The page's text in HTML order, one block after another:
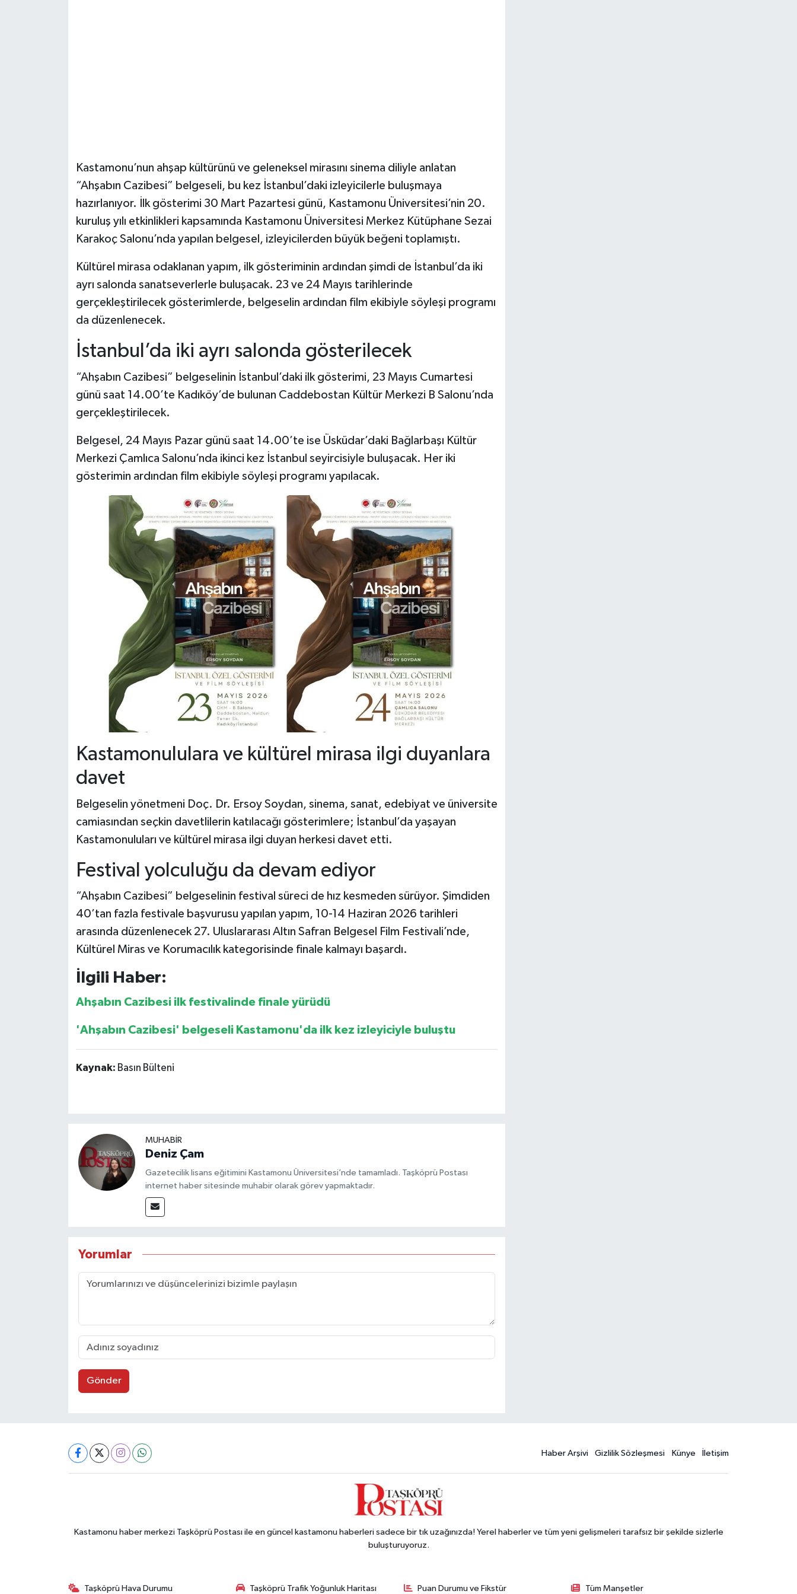
Kastamonu’nun ahşap kültürünü ve geleneksel mirasını sinema diliyle anlatan
“Ahşabın Cazibesi” belgeseli, bu kez İstanbul’daki izleyicilerle buluşmaya
hazırlanıyor. İlk gösterimi 30 Mart Pazartesi günü, Kastamonu Üniversitesi’nin 20.
kuruluş yılı etkinlikleri kapsamında Kastamonu Üniversitesi Merkez Kütüphane Sezai
Karakoç Salonu’nda yapılan belgesel, izleyicilerden büyük beğeni toplamıştı.
Kültürel mirasa odaklanan yapım, ilk gösteriminin ardından şimdi de İstanbul’da iki
ayrı salonda sanatseverlerle buluşacak. 23 ve 24 Mayıs tarihlerinde
gerçekleştirilecek gösterimlerde, belgeselin ardından film ekibiyle söyleşi programı
da düzenlenecek.
İstanbul’da iki ayrı salonda gösterilecek
“Ahşabın Cazibesi” belgeselinin İstanbul’daki ilk gösterimi, 23 Mayıs Cumartesi
günü saat 14.00’te Kadıköy’de bulunan Caddebostan Kültür Merkezi B Salonu’nda
gerçekleştirilecek.
Belgesel, 24 Mayıs Pazar günü saat 14.00’te ise Üsküdar’daki Bağlarbaşı Kültür
Merkezi Çamlıca Salonu’nda ikinci kez İstanbul seyircisiyle buluşacak. Her iki
gösterimin ardından film ekibiyle söyleşi programı yapılacak.
Kastamonululara ve kültürel mirasa ilgi duyanlara
davet
Belgeselin yönetmeni Doç. Dr. Ersoy Soydan, sinema, sanat, edebiyat ve üniversite
camiasından seçkin davetlilerin katılacağı gösterimlere; İstanbul’da yaşayan
Kastamonuluları ve kültürel mirasa ilgi duyan herkesi davet etti.
Festival yolculuğu da devam ediyor
“Ahşabın Cazibesi” belgeselinin festival süreci de hız kesmeden sürüyor. Şimdiden
40’tan fazla festivale başvurusu yapılan yapım, 10-14 Haziran 2026 tarihleri
arasında düzenlenecek 27. Uluslararası Altın Safran Belgesel Film Festivali’nde,
Kültürel Miras ve Korumacılık kategorisinde finale kalmayı başardı.
İlgili Haber:
Ahşabın Cazibesi ilk festivalinde finale yürüdü
'Ahşabın Cazibesi' belgeseli Kastamonu'da ilk kez izleyiciyle buluştu
Kaynak: Basın Bülteni
MUHABİR
Deniz Çam
Gazetecilik lisans eğitimini Kastamonu Üniversitesi’nde tamamladı. Taşköprü Postası
internet haber sitesinde muhabir olarak görev yapmaktadır.
Yorumlar
Gönder
Haber Arşivi Gizlilik Sözleşmesi Künye İletişim
Kastamonu haber merkezi Taşköprü Postası ile en güncel kastamonu haberleri sadece bir tık uzağınızda! Yerel haberler ve tüm yeni gelişmeleri tarafsız bir şekilde sizlerle
buluşturuyoruz.
Taşköprü Hava Durumu Taşköprü Trafik Yoğunluk Haritası Puan Durumu ve Fikstür Tüm Manşetler
Ulusal Haberler
Teknoloji Haberleri
Siyaset Haberleri
Dünya Haberleri
Yerel Haberler